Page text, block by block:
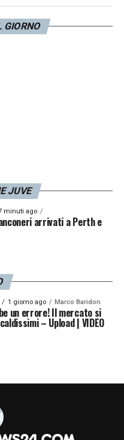
GIORNO
JUVE
minuti ago
arrivati a Perth e
1 giorno ago Marco Baridon
un errore! Il mercato si
– Upload | VIDEO